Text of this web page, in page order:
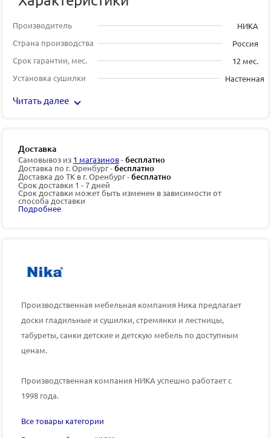
Производитель
НИКА
Страна производства
Россия
Срок гарантии, мес.
12 мес.
Установка сушилки
Настенная
Читать далее
Доставка
Самовывоз из 1 магазинов-бесплатно
Доставка по г. Оренбург -бесплатно
Доставка до ТК в г. Оренбург -бесплатно
Срок доставки 1 - 7 дней
Срок доставки может быть изменен в зависимости от
способа доставки
Подробнее
Производственная мебельная компания Ника предлагает
доски гладильные и сушилки, стремянки и лестницы,
табуреты, санки детские и детскую мебель по доступным
ценам.
Производственная компания НИКА успешно работает с
1998 года.
Все товары категории